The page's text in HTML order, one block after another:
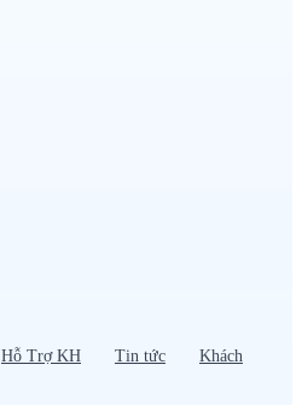
Hỗ Trợ KH Tin tức
Khách